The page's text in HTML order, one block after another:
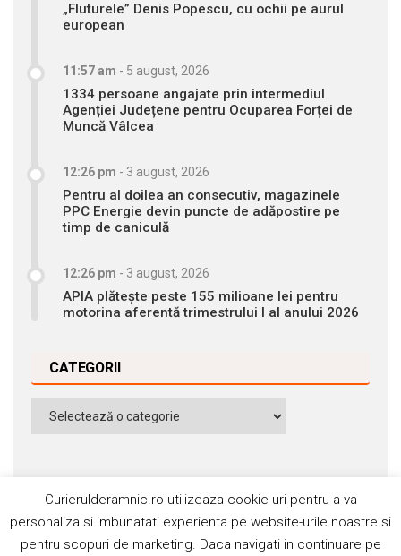
„Fluturele” Denis Popescu, cu ochii pe aurul
european
11:57 am - 5 august, 2026
1334 persoane angajate prin intermediul
Agenției Județene pentru Ocuparea Forței de
Muncă Vâlcea
12:26 pm - 3 august, 2026
Pentru al doilea an consecutiv, magazinele
PPC Energie devin puncte de adăpostire pe
timp de caniculă
12:26 pm - 3 august, 2026
APIA plătește peste 155 milioane lei pentru
motorina aferentă trimestrului I al anului 2026
CATEGORII
Categorii
Curierulderamnic.ro utilizeaza cookie-uri pentru a va
personaliza si imbunatati experienta pe website-urile noastre si
pentru scopuri de marketing. Daca navigati in continuare pe